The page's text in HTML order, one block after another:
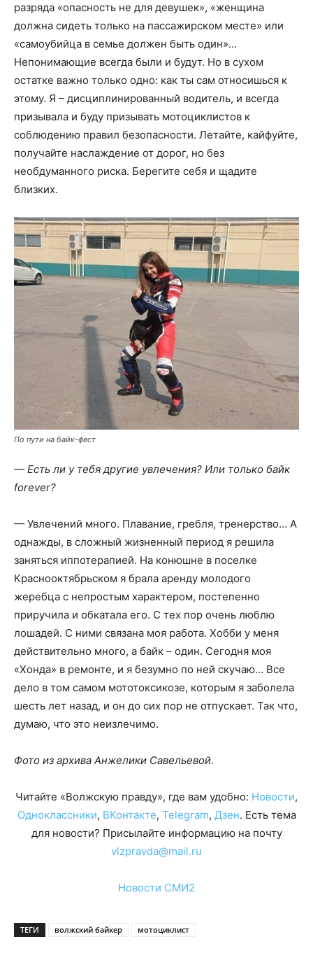
разряда «опасность не для девушек», «женщина
должна сидеть только на пассажирском месте» или
«самоубийца в семье должен быть один»…
Непонимающие всегда были и будут. Но в сухом
остатке важно только одно: как ты сам относишься к
этому. Я – дисциплинированный водитель, и всегда
призывала и буду призывать мотоциклистов к
соблюдению правил безопасности. Летайте, кайфуйте,
получайте наслаждение от дорог, но без
необдуманного риска. Берегите себя и щадите
близких.
По пути на байк-фест
— Есть ли у тебя другие увлечения? Или только байк
forever?
— Увлечений много. Плавание, гребля, тренерство… А
однажды, в сложный жизненный период я решила
заняться иппотерапией. На конюшне в поселке
Краснооктябрьском я брала аренду молодого
жеребца с непростым характером, постепенно
приручила и обкатала его. С тех пор очень люблю
лошадей. С ними связана моя работа. Хобби у меня
действительно много, а байк – один. Сегодня моя
«Хонда» в ремонте, и я безумно по ней скучаю… Все
дело в том самом мототоксикозе, которым я заболела
шесть лет назад, и он до сих пор не отпускает. Так что,
думаю, что это неизлечимо.
Фото из архива Анжелики Савельевой.
Читайте «Волжскую правду», где вам удобно: Новости,
Одноклассники, ВКонтакте, Telegram, Дзен. Есть тема
для новости? Присылайте информацию на почту
vlzpravda@mail.ru
Новости СМИ2
ТЕГИ волжский байкер мотоциклист